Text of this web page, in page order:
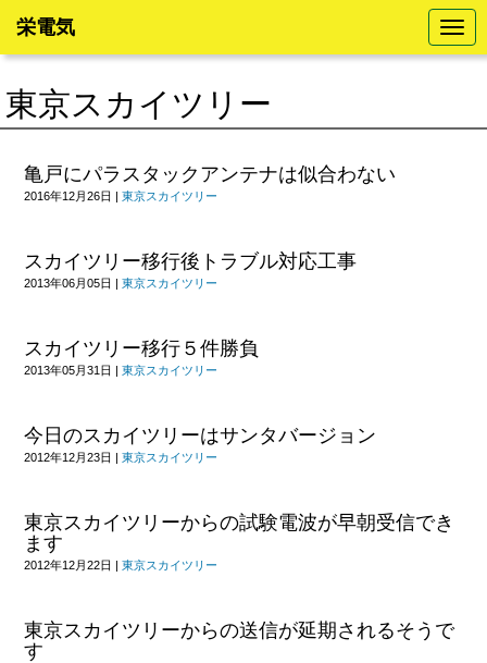
N
a
v
t
栄電気
東京スカイツリー
亀戸にパラスタックアンテナは似合わない
2016年12月26日 | 東京スカイツリー
スカイツリー移行後トラブル対応工事
2013年06月05日 | 東京スカイツリー
スカイツリー移行５件勝負
2013年05月31日 | 東京スカイツリー
今日のスカイツリーはサンタバージョン
2012年12月23日 | 東京スカイツリー
東京スカイツリーからの試験電波が早朝受信でき
ます
2012年12月22日 | 東京スカイツリー
東京スカイツリーからの送信が延期されるそうで
す